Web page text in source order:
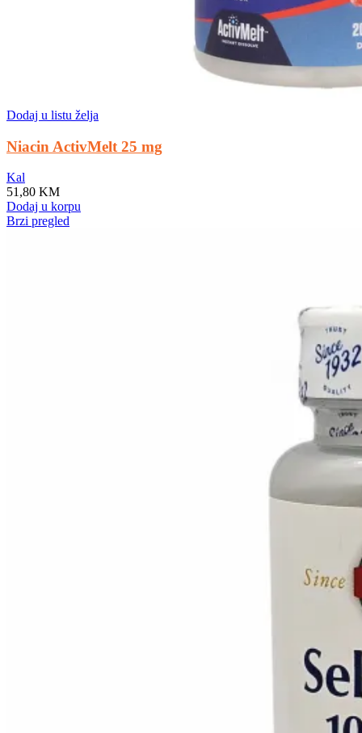
Dodaj u listu želja
Niacin ActivMelt 25 mg
Kal
51,80 KM
Dodaj u korpu
Brzi pregled